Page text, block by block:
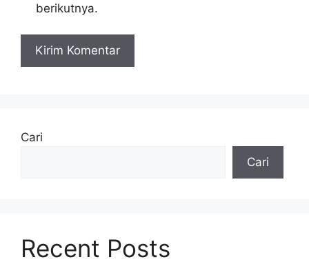
berikutnya.
Cari
Cari
Recent Posts